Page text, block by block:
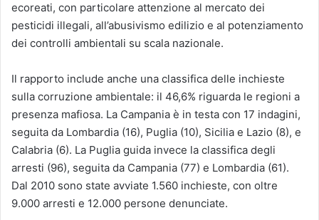
ecoreati, con particolare attenzione al mercato dei
pesticidi illegali, all’abusivismo edilizio e al potenziamento
dei controlli ambientali su scala nazionale.
Il rapporto include anche una classifica delle inchieste
sulla corruzione ambientale: il 46,6% riguarda le regioni a
presenza mafiosa. La Campania è in testa con 17 indagini,
seguita da Lombardia (16), Puglia (10), Sicilia e Lazio (8), e
Calabria (6). La Puglia guida invece la classifica degli
arresti (96), seguita da Campania (77) e Lombardia (61).
Dal 2010 sono state avviate 1.560 inchieste, con oltre
9.000 arresti e 12.000 persone denunciate.